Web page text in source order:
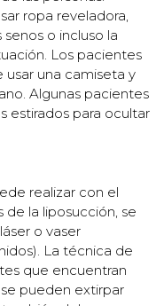
ropa reveladora,
o incluso la
Los pacientes
una camiseta y
Algunas pacientes
estirados para ocultar
realizar con el
la liposucción, se
o vaser
La técnica de
que encuentran
pueden extirpar